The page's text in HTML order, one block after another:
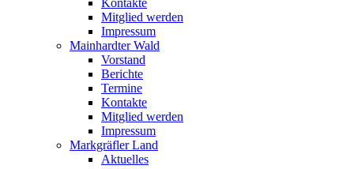
Kontakte
Mitglied werden
Impressum
Mainhardter Wald
Vorstand
Berichte
Termine
Kontakte
Mitglied werden
Impressum
Markgräfler Land
Aktuelles